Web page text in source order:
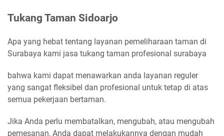
Tukang Taman Sidoarjo
Apa yang hebat tentang layanan pemeliharaan taman di
Surabaya kami jasa tukang taman profesional surabaya
bahwa kami dapat menawarkan anda layanan reguler
yang sangat fleksibel dan profesional untuk tetap di atas
semua pekerjaan bertaman.
Jika Anda perlu membatalkan, mengubah, atau mengubah
pemesanan, Anda dapat melakukannya dengan mudah